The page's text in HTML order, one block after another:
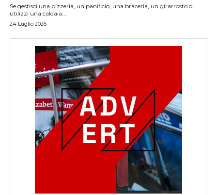
Se gestisci una pizzeria, un panificio, una braceria, un girarrosto o
utilizzi una caldaia...
24 Luglio 2026